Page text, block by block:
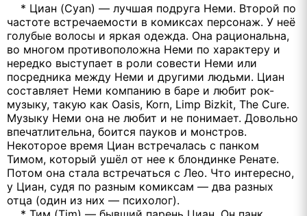
* Циан (Cyan) — лучшая подруга Неми. Второй по
частоте встречаемости в комиксах персонаж. У неё
голубые волосы и яркая одежда. Она рациональна,
во многом противоположна Неми по характеру и
нередко выступает в роли совести Неми или
посредника между Неми и другими людьми. Циан
составляет Неми компанию в баре и любит рок-
музыку, такую как Oasis, Korn, Limp Bizkit, The Cure.
Музыку Неми она не любит и не понимает. Довольно
впечатлительна, боится пауков и монстров.
Некоторое время Циан встречалась с панком
Тимом, который ушёл от нее к блондинке Ренате.
Потом она стала встречаться с Лео. Что интересно,
у Циан, судя по разным комиксам — два разных
отца (один из них — психолог).